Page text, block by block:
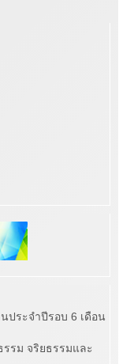
ประจำปีรอบ 6 เดือน
รม จริยธรรมและ